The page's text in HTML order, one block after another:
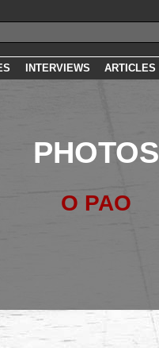
INTERVIEWS ARTICLES
PHOTOS
O PAO